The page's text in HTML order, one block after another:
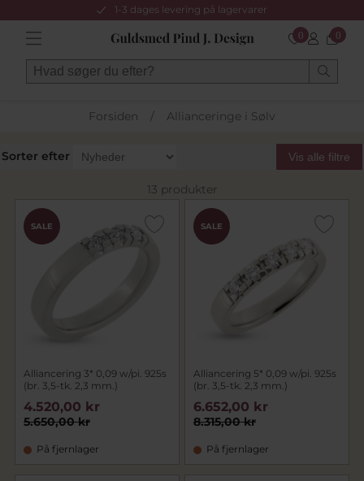
1-3 dages levering på lagervarer
0 0
Forsiden / Allianceringe i Sølv
Sorter efter Vis alle filtre
13 produkter
SALE
Alliancering 3* 0,09 w/pi. 925s
(br. 3,5-tk. 2,3 mm.)
5.650,00 kr
4.520,00 kr
På fjernlager
SALE
Alliancering 5* 0,09 w/pi. 925s
(br. 3,5-tk. 2,3 mm.)
8.315,00 kr
6.652,00 kr
På fjernlager